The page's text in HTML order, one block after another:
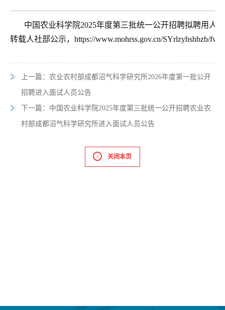
中国农业科学院2025年度第三批统一公开招聘拟聘用
转载人社部公示，https://www.mohrss.gov.cn/SYrlzyhshbzb/
上一篇：农业农村部成都沼气科学研究所2026年度第一批公开
招聘进入面试人员公告
下一篇： 中国农业科学院2025年度第三批统一公开招聘农业农
村部成都沼气科学研究所进入面试人员公告
关闭本页